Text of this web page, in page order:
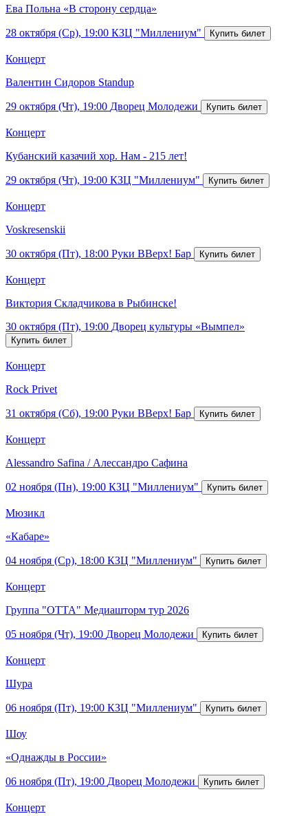
Ева Польна «В сторону сердца»
28 октября (Ср), 19:00 КЗЦ "Миллениум"
Концерт
Валентин Сидоров Standup
29 октября (Чт), 19:00 Дворец Молодежи
Концерт
Кубанский казачий хор. Нам - 215 лет!
29 октября (Чт), 19:00 КЗЦ "Миллениум"
Концерт
Voskresenskii
30 октября (Пт), 18:00 Руки ВВерх! Бар
Концерт
Виктория Складчикова в Рыбинске!
30 октября (Пт), 19:00 Дворец культуры «Вымпел»
Концерт
Rock Privet
31 октября (Сб), 19:00 Руки ВВерх! Бар
Концерт
Alessandro Safina / Алессандро Сафина
02 ноября (Пн), 19:00 КЗЦ "Миллениум"
Мюзикл
«Кабаре»
04 ноября (Ср), 18:00 КЗЦ "Миллениум"
Концерт
Группа "ОТТА" Медиашторм тур 2026
05 ноября (Чт), 19:00 Дворец Молодежи
Концерт
Шура
06 ноября (Пт), 19:00 КЗЦ "Миллениум"
Шоу
«Однажды в России»
06 ноября (Пт), 19:00 Дворец Молодежи
Концерт